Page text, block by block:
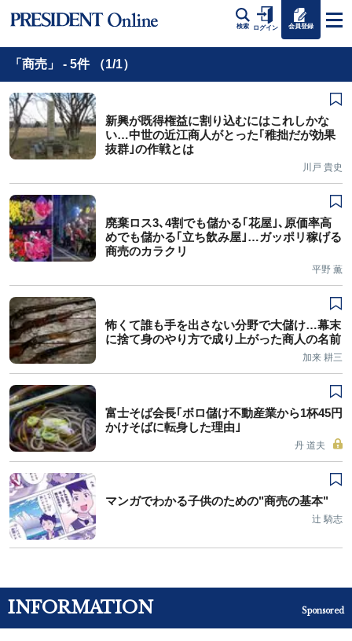
検索 ログイン 会員登録
「商売」 - 5件 （1/1）
新興が既得権益に割り込むにはこれしかな
い…中世の近江商人がとった｢稚拙だが効果
抜群｣の作戦とは
川戸 貴史
廃棄ロス3､4割でも儲かる｢花屋｣､原価率高
めでも儲かる｢立ち飲み屋｣…ガッポリ稼げる
商売のカラクリ
平野 薫
怖くて誰も手を出さない分野で大儲け…幕末
に捨て身のやり方で成り上がった商人の名前
加来 耕三
富士そば会長｢ボロ儲け不動産業から1杯45円
かけそばに転身した理由｣
丹 道夫
マンガでわかる子供のための"商売の基本"
辻 騎志
INFORMATION Sponsored